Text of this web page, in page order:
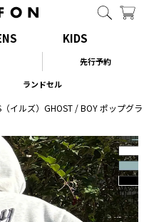
KIDS
先行予約
ランドセル
（イルズ）GHOST / BOY ポップグ